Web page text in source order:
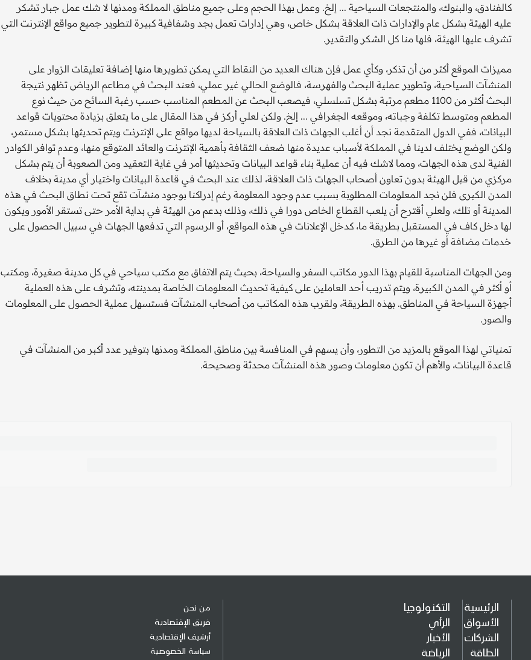
كالفنادق، والبنوك، والمنتجعات السياحية ... إلخ. وعمل بهذا الحجم وعلى جميع مناطق المملكة ومدنها لا شك عمل جبار تشكر
عليه الهيئة بشكل عام والإدارات ذات العلاقة بشكل خاص، وهي إدارات تعمل بجد وشفافية كبيرة لتطوير جميع مواقع الإنترنت التي
تشرف عليها الهيئة، فلها منا كل الشكر والتقدير.
مميزات الموقع أكثر من أن تذكر، وكأي عمل فإن هناك العديد من النقاط التي يمكن تطويرها منها إضافة تعليقات الزوار على
المنشآت السياحية، وتطوير عملية البحث والفهرسة، فالوضع الحالي غير عملي، فعند البحث في مطاعم الرياض تظهر نتيجة
البحث أكثر من 1100 مطعم مرتبة بشكل تسلسلي، فيصعب البحث عن المطعم المناسب حسب رغبة السائح من حيث نوع
المطعم ومتوسط تكلفة وجباته، وموقعه الجغرافي ... إلخ. ولكن لعلي أركز في هذا المقال على ما يتعلق بزيادة محتويات قواعد
البيانات، ففي الدول المتقدمة نجد أن أغلب الجهات ذات العلاقة بالسياحة لديها مواقع على الإنترنت ويتم تحديثها بشكل مستمر،
ولكن الوضع يختلف لدينا في المملكة لأسباب عديدة منها ضعف الثقافة بأهمية الإنترنت والعائد المتوقع منها، وعدم توافر الكوادر
الفنية لدى هذه الجهات، ومما لاشك فيه أن عملية بناء قواعد البيانات وتحديثها أمر في غاية التعقيد ومن الصعوبة أن يتم بشكل
مركزي من قبل الهيئة بدون تعاون أصحاب الجهات ذات العلاقة، لذلك عند البحث في قاعدة البيانات واختيار أي مدينة بخلاف
المدن الكبرى فلن نجد المعلومات المطلوبة بسبب عدم وجود المعلومة رغم إدراكنا بوجود منشآت تقع تحت نطاق البحث في هذه
المدينة أو تلك، ولعلي أقترح أن يلعب القطاع الخاص دورا في ذلك، وذلك بدعم من الهيئة في بداية الأمر حتى تستقر الأمور ويكون
لها دخل كاف في المستقبل بطريقة ما، كدخل الإعلانات في هذه المواقع، أو الرسوم التي تدفعها الجهات في سبيل الحصول على
خدمات مضافة أو غيرها من الطرق.
ومن الجهات المناسبة للقيام بهذا الدور مكاتب السفر والسياحة، بحيث يتم الاتفاق مع مكتب سياحي في كل مدينة صغيرة، ومكتب
أو أكثر في المدن الكبيرة، ويتم تدريب أحد العاملين على كيفية تحديث المعلومات الخاصة بمدينته، وتشرف على هذه العملية
أجهزة السياحة في المناطق. بهذه الطريقة، ولقرب هذه المكاتب من أصحاب المنشآت فستسهل عملية الحصول على المعلومات
والصور.
تمنياتي لهذا الموقع بالمزيد من التطور، وأن يسهم في المنافسة بين مناطق المملكة ومدنها بتوفير عدد أكبر من المنشآت في
قاعدة البيانات، والأهم أن تكون معلومات وصور هذه المنشآت محدثة وصحيحة.
الرئيسية
الأسواق
الشركات
الطاقة
التكنولوجيا
الرأي
الأخبار
الرياضة
من نحن
فريق الإقتصادية
أرشيف الإقتصادية
سياسة الخصوصية